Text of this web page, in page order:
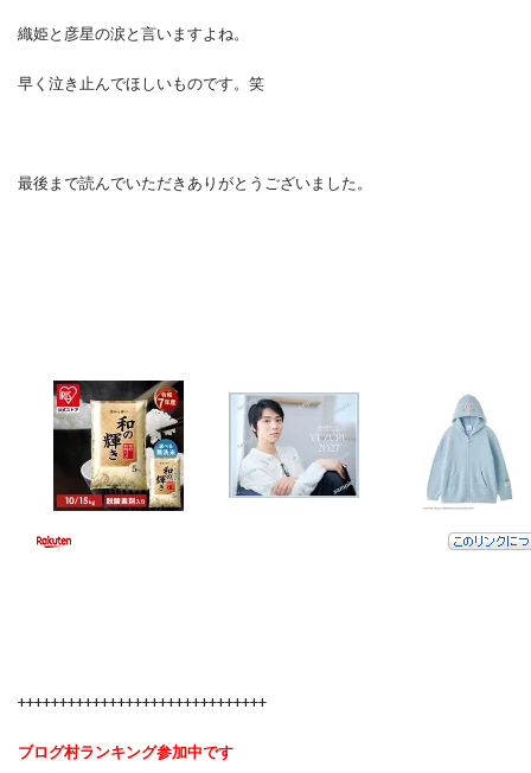
織姫と彦星の涙と言いますよね。
早く泣き止んでほしいものです。笑
最後まで読んでいただきありがとうございました。
++++++++++++++++++++++++++++++
ブログ村ランキング参加中です